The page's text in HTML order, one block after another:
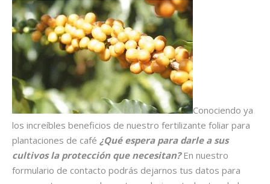
Conociendo ya
los increíbles beneficios de nuestro fertilizante foliar para
plantaciones de café ¿Qué espera para darle a sus
cultivos la protección que necesitan?En nuestro
formulario de contacto podrás dejarnos tus datos para